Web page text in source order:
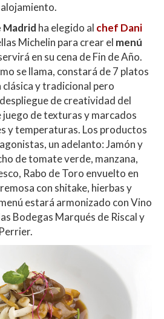
Madrid ha elegido al chef Dani
Michelin para crear el menú
en su cena de Fin de Año.
se llama, constará de 7 platos
clásica y tradicional pero
de creatividad del
juego de texturas y marcados
y temperaturas. Los productos
un adelanto: Jamón y
de tomate verde, manzana,
Rabo de Toro envuelto en
con shitake, hierbas y
estará armonizado con Vino
Bodegas Marqués de Riscal y